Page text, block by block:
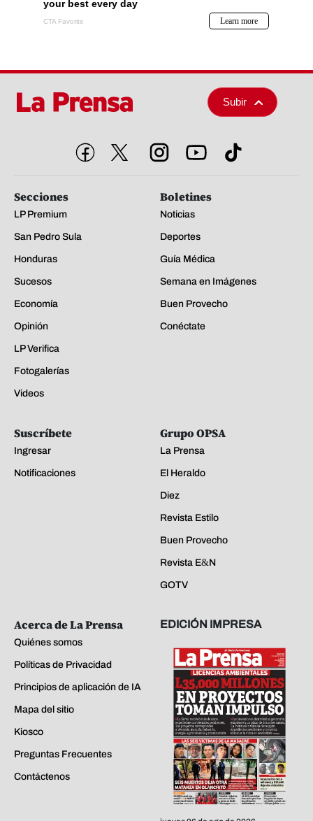
Subir
Secciones
LP Premium
San Pedro Sula
Honduras
Sucesos
Economía
Opinión
LP Verifica
Fotogalerías
Videos
Boletines
Noticias
Deportes
Guía Médica
Semana en Imágenes
Buen Provecho
Conéctate
Suscríbete
Ingresar
Notificaciones
Grupo OPSA
La Prensa
El Heraldo
Diez
Revista Estilo
Buen Provecho
Revista E&N
GOTV
Acerca de La Prensa
Quiénes somos
Políticas de Privacidad
Principios de aplicación de IA
Mapa del sitio
Kiosco
Preguntas Frecuentes
Contáctenos
EDICIÓN IMPRESA